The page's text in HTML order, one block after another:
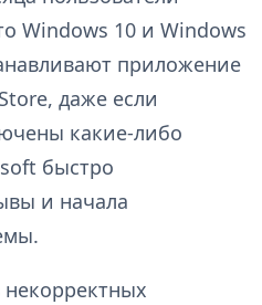
Windows 10 и Windows
приложение
даже если
какие-либо
быстро
и начала